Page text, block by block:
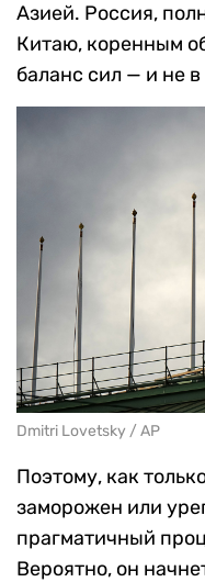
Азией. Россия,
Китаю, коренным
баланс сил — и не
Dmitri Lovetsky / AP
Поэтому, как
заморожен или
прагматичный
Вероятно, он